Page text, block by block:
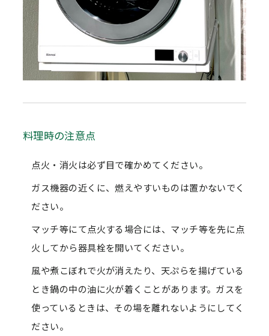
料理時の注意点
点火・消火は必ず目で確かめてください。
ガス機器の近くに、燃えやすいものは置かないでく
ださい。
マッチ等にて点火する場合には、マッチ等を先に点
火してから器具栓を開いてください。
風や煮こぼれで火が消えたり、天ぷらを揚げている
とき鍋の中の油に火が着くことがあります。ガスを
使っているときは、その場を離れないようにしてく
ださい。